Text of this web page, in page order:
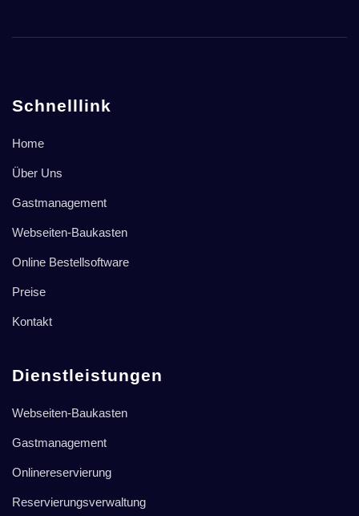
Schnelllink
Home
Über Uns
Gastmanagement
Webseiten-Baukasten
Online Bestellsoftware
Preise
Kontakt
Dienstleistungen
Webseiten-Baukasten
Gastmanagement
Onlinereservierung
Reservierungsverwaltung